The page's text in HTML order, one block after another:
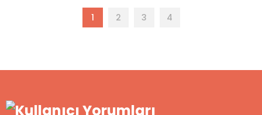
1 2 3 4